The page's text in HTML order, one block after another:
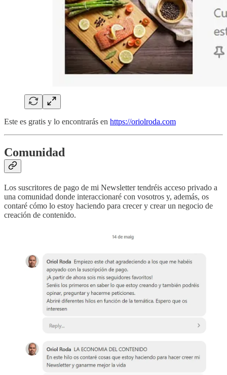
Este es gratis y lo encontrarás en https://oriolroda.com
Comunidad
Los suscritores de pago de mi Newsletter tendréis acceso privado a
una comunidad donde interaccionaré con vosotros y, además, os
contaré cómo lo estoy haciendo para crecer y crear un negocio de
creación de contenido.